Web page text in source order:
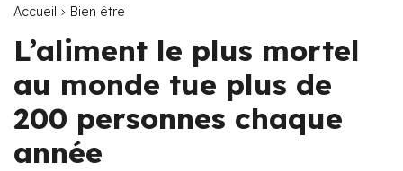
Accueil Bien être
L’aliment le plus mortel
au monde tue plus de
200 personnes chaque
année